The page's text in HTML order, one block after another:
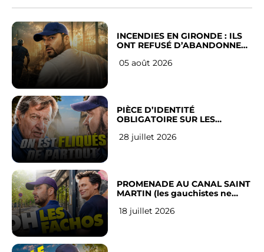
INCENDIES EN GIRONDE : ILS
ONT REFUSÉ D’ABANDONNER
05 août 2026
PIÈCE D’IDENTITÉ
OBLIGATOIRE SUR LES
Français
28 juillet 2026
PROMENADE AU CANAL SAINT
MARTIN (les gauchistes ne
18 juillet 2026